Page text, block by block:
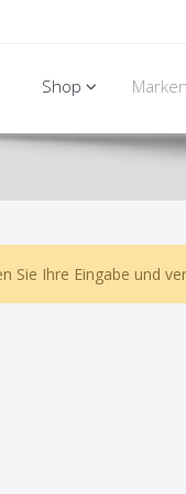
Shop Marken
Sie Ihre Eingabe und